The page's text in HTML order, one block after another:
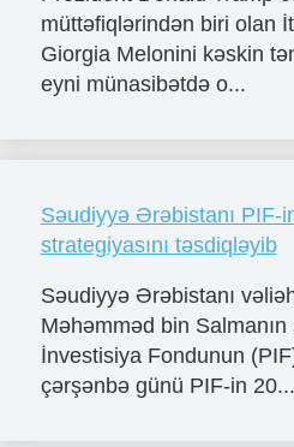
müttəfiqlərindən biri olan
Giorgia Melonini kəskin
eyni münasibətdə o...
Səudiyyə Ərəbistanı PIF-
strategiyasını təsdiqləyib
Səudiyyə Ərəbistanı
Məhəmməd bin
İnvestisiya Fondunun
çərşənbə günü PIF-in 20...